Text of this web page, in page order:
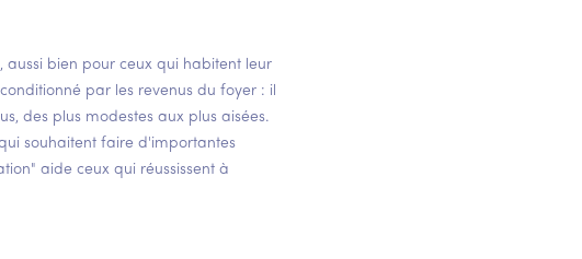
aussi bien pour ceux qui habitent leur
par les revenus du foyer : il
des plus modestes aux plus aisées.
souhaitent faire d'importantes
aide ceux qui réussissent à